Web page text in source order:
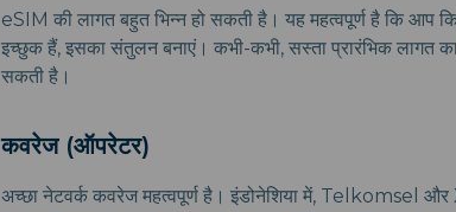
eSIM की लागत बहुत भिन्न हो सकती है। यह महत्वपूर्ण है कि आप
इच्छुक हैं, इसका संतुलन बनाएं। कभी-कभी, सस्ता प्रारंभिक लागत
सकती है।
कवरेज (ऑपरेटर)
अच्छा नेटवर्क कवरेज महत्वपूर्ण है। इंडोनेशिया में, Telkomsel और